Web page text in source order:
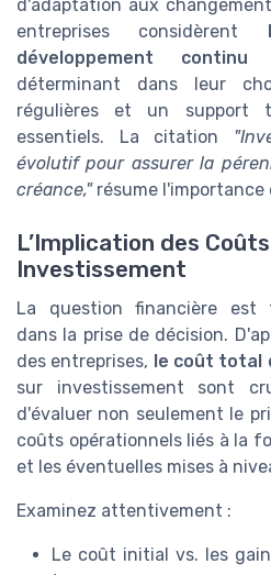
d'adaptation aux
entreprises considèrent
développement continu
déterminant dans leur
régulières et un support
essentiels. La citation
évolutif pour assurer la
créance,"résume l'importance
L’Implication des
Investissement
La question financière est
dans la prise de décision.
des entreprises, le coût total
sur investissement sont
d'évaluer non seulement le
coûts opérationnels liés à la
et les éventuelles mises à
Examinez attentivement :
Le coût initial vs. les